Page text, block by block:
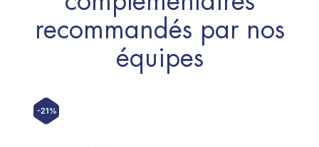
recommandés par nos
équipes
-21%